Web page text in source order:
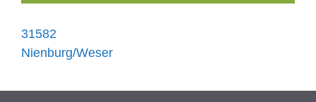
31582
Nienburg/Weser